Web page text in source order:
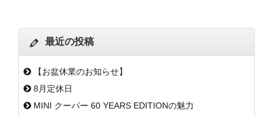
最近の投稿
【お盆休業のお知らせ】
8月定休日
MINI クーパー 60 YEARS EDITIONの魅力